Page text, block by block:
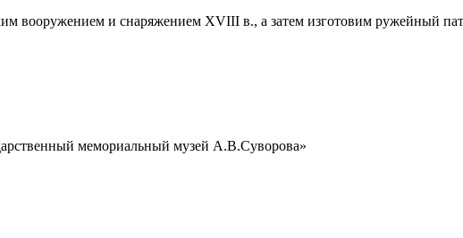
вооружением и снаряжением XVIII в., а затем изготовим ружейный
мемориальный музей А.В.Суворова»